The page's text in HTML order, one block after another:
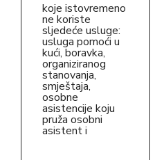
koje istovremeno
ne koriste
sljedeće usluge:
usluga pomoći u
kući, boravka,
organiziranog
stanovanja,
smještaja,
osobne
asistencije koju
pruža osobni
asistent i